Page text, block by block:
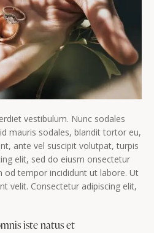
vestibulum. Nunc sodales
mauris sodales, blandit tortor eu,
ante vel suscipit volutpat, turpis
elit, sed do eiusm onsectetur
od tempor incididunt ut labore. Ut
velit. Consectetur adipiscing elit,
iste natus et